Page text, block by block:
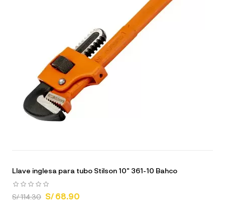
Llave inglesa para tubo Stilson 10" 361-10 Bahco
S/ 114.30 S/ 68.90